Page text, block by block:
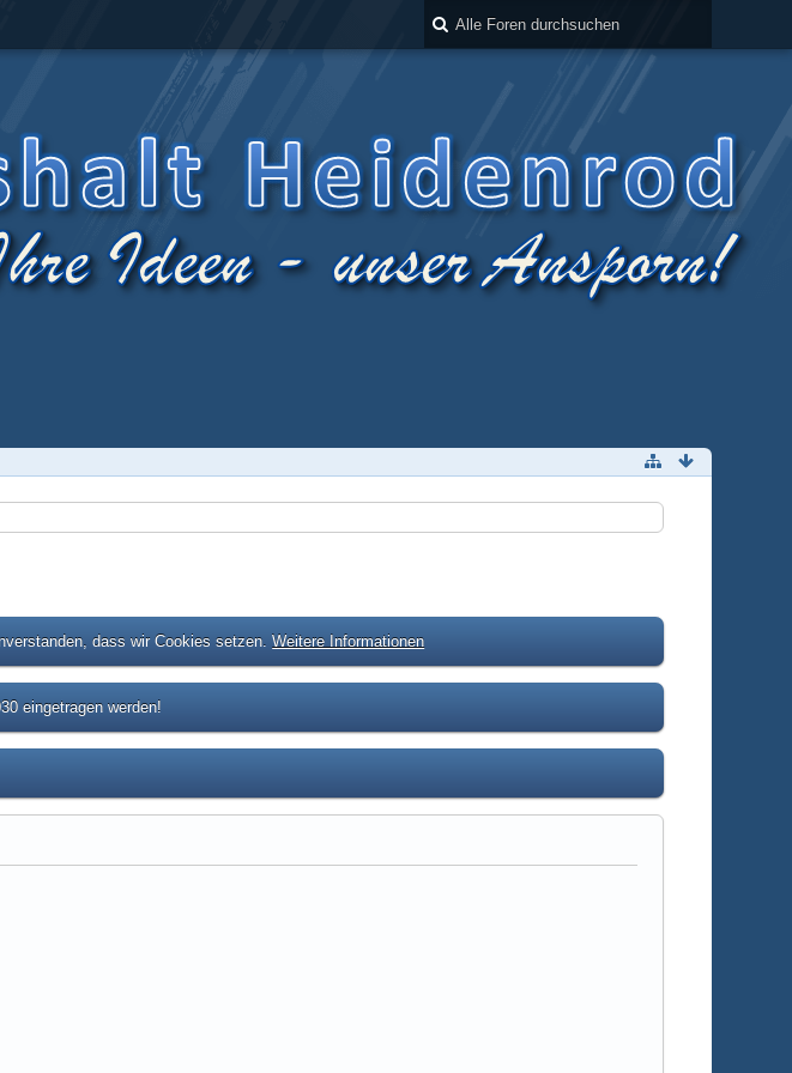
dass wir Cookies setzen.Weitere Informationen
eingetragen werden!